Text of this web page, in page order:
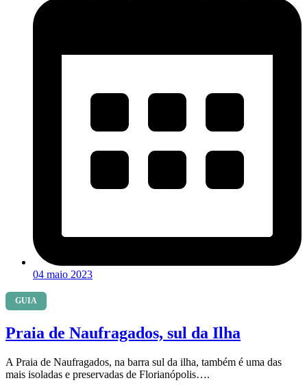
04 maio 2023
GUIA
Praia de Naufragados, sul da Ilha
A Praia de Naufragados, na barra sul da ilha, também é uma das
mais isoladas e preservadas de Florianópolis….